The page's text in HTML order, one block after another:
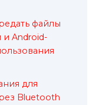
файлы
Android-
для
Bluetooth